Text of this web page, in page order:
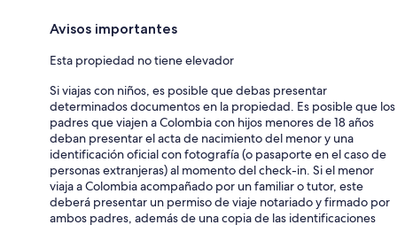
Avisos importantes
Esta propiedad no tiene elevador
Si viajas con niños, es posible que debas presentar
determinados documentos en la propiedad. Es posible que los
padres que viajen a Colombia con hijos menores de 18 años
deban presentar el acta de nacimiento del menor y una
identificación oficial con fotografía (o pasaporte en el caso de
personas extranjeras) al momento del check-in. Si el menor
viaja a Colombia acompañado por un familiar o tutor, este
deberá presentar un permiso de viaje notariado y firmado por
ambos padres, además de una copia de las identificaciones